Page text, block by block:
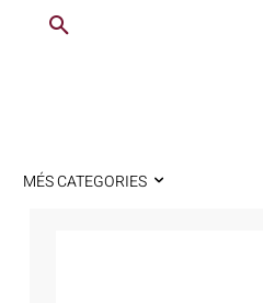
MÉS CATEGORIES